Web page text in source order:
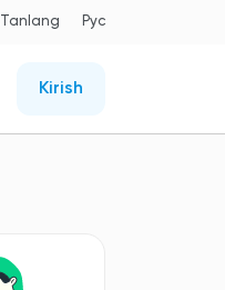
Tanlang Рус
Kirish